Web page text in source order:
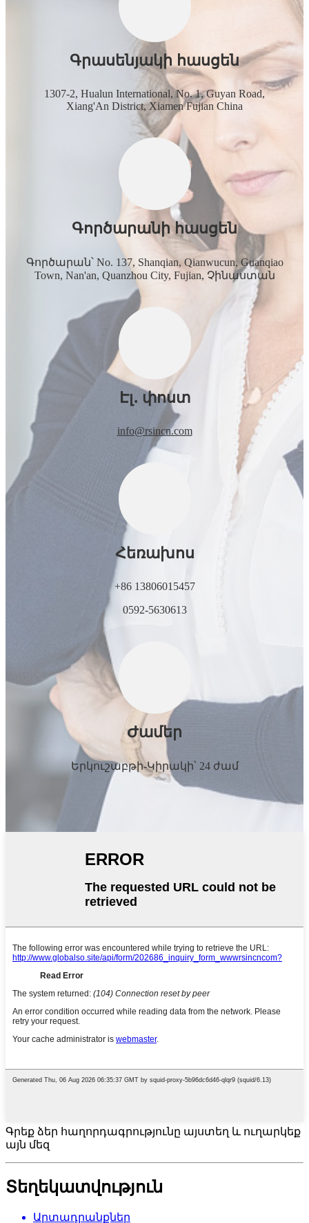
Գրասենյակի հասցեն
1307-2, Hualun International, No. 1, Guyan Road,
Xiang'An District, Xiamen Fujian China
Գործարանի հասցեն
Գործարան՝ No. 137, Shanqian, Qianwucun, Guanqiao
Town, Nan'an, Quanzhou City, Fujian, Չինաստան
Էլ․ փոստ
info@rsincn.com
Հեռախոս
+86 13806015457
0592-5630613
Ժամեր
Երկուշաբթի-Կիրակի՝ 24 ժամ
Գրեք ձեր հաղորդագրությունը այստեղ և ուղարկեք
այն մեզ
Տեղեկատվություն
Արտադրանքներ